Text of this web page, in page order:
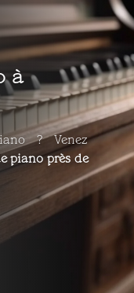
à
? Venez
piano près de